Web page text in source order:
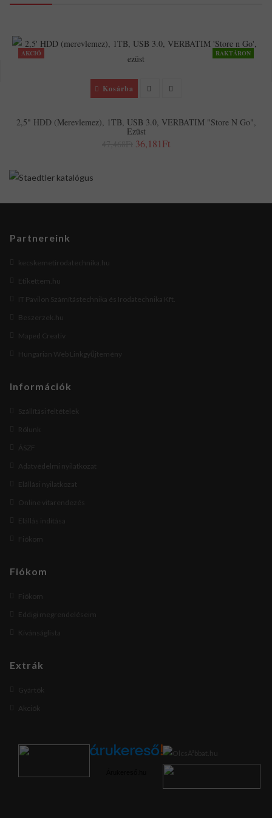
AKCIÓ RAKTÁRON
Kosárba
2,5" HDD (merevlemez), 1TB, USB 3.0, VERBATIM "Store N Go",
Ezüst
36,181Ft
Partnereink
kecskemetirodatechnika.hu
Etikettem.hu
IT Pavilon Számítástechnika és Irodatechnika Kft.
Beszerzek.hu
Maped Creativ
Hungarian Web Linkgyűjtemény
Információk
Szállítási feltételek
Rólunk
ÁSZF
Adatvédelmi nyilatkozat
Elállási nyilatkozat
Online vitarendezés
Elállás indítása
Fiókom
Fiókom
Fiókom
Eddigi megrendeléseim
Kívánságlista
Extrák
Gyártók
Akciók